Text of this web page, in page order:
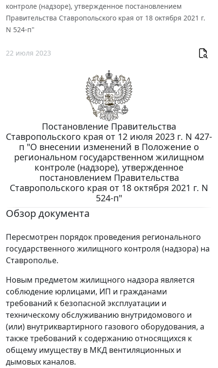
контроле (надзоре), утвержденное постановлением
Правительства Ставропольского края от 18 октября 2021 г.
N 524-п"
22 июля 2023
Постановление Правительства
Ставропольского края от 12 июля 2023 г. N 427-
п "О внесении изменений в Положение о
региональном государственном жилищном
контроле (надзоре), утвержденное
постановлением Правительства
Ставропольского края от 18 октября 2021 г. N
524-п"
Обзор документа
Пересмотрен порядок проведения регионального
государственного жилищного контроля (надзора) на
Ставрополье.
Новым предметом жилищного надзора является
соблюдение юрлицами, ИП и гражданами
требований к безопасной эксплуатации и
техническому обслуживанию внутридомового и
(или) внутриквартирного газового оборудования, а
также требований к содержанию относящихся к
общему имуществу в МКД вентиляционных и
дымовых каналов.